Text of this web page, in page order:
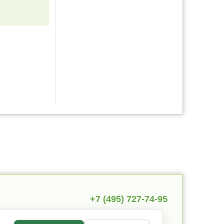
+7 (495) 727-74-95